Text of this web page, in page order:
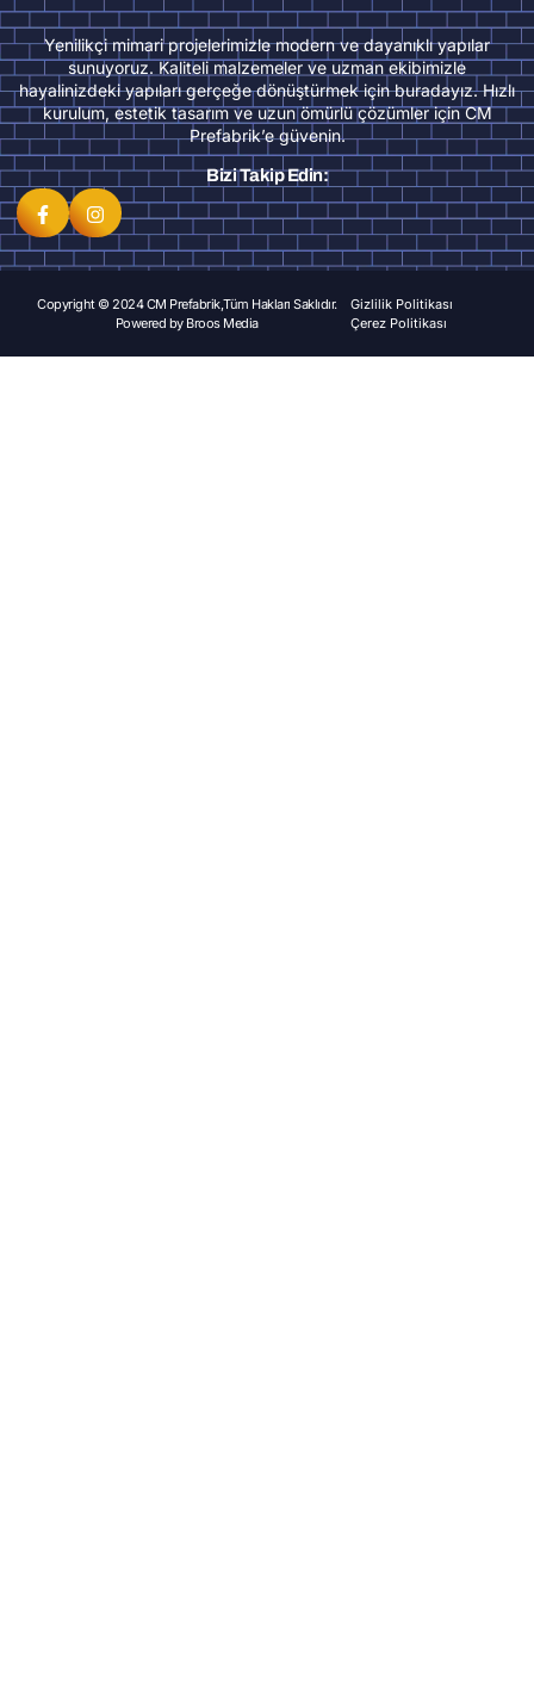
Yenilikçi mimari projelerimizle modern ve dayanıklı yapılar
sunuyoruz. Kaliteli malzemeler ve uzman ekibimizle
hayalinizdeki yapıları gerçeğe dönüştürmek için buradayız. Hızlı
kurulum, estetik tasarım ve uzun ömürlü çözümler için CM
Prefabrik’e güvenin.
Bizi Takip Edin:
Copyright © 2024 CM Prefabrik,Tüm Hakları Saklıdır.
Powered by Broos Media
Gizlilik Politikası
Çerez Politikası